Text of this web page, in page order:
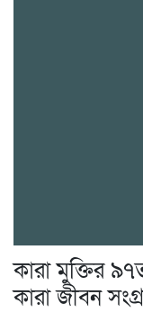
কারা মুক্তির
কারা জীবন